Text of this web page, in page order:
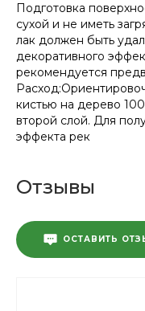
Подготовка
сухой и не иметь
лак должен быть
декоративного
рекомендуется
кистью на дерево
второй слой. Для
эффекта рек
Отзывы
ОСТАВИТЬ